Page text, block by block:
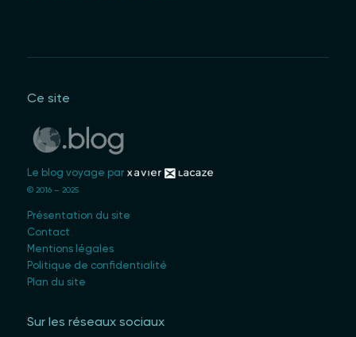
Ce site
Le blog voyage par
© 2016 – 2025
Présentation du site
Contact
Mentions légales
Politique de confidentialité
Plan du site
Sur les réseaux sociaux